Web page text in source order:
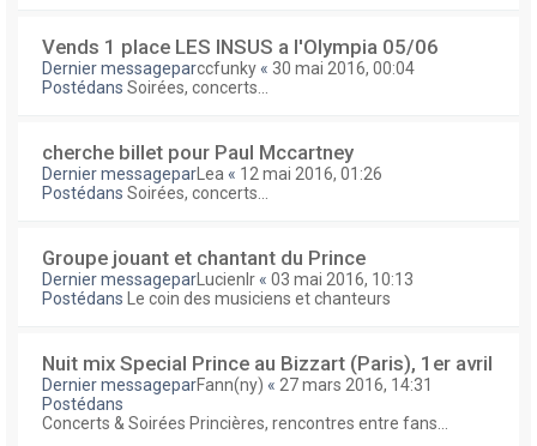
Vends 1 place LES INSUS a l'Olympia 05/06
Dernier messageparccfunky « 30 mai 2016, 00:04
Postédans Soirées, concerts...
cherche billet pour Paul Mccartney
Dernier messagepar Lea « 12 mai 2016, 01:26
Postédans Soirées, concerts...
Groupe jouant et chantant du Prince
Dernier messagepar Lucienlr « 03 mai 2016, 10:13
Postédans
Le coin des musiciens et chanteurs
Nuit mix Special Prince au Bizzart (Paris), 1er avril
Dernier messageparFann(ny) « 27 mars 2016, 14:31
Postédans
Concerts & Soirées Princières, rencontres entre fans...